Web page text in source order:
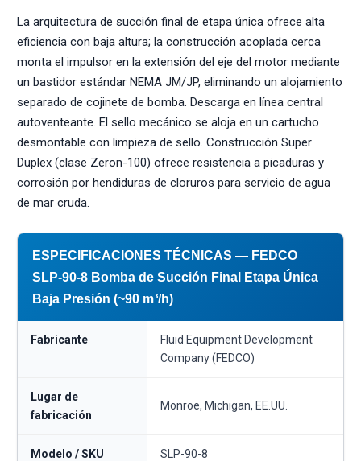
La arquitectura de succión final de etapa única ofrece alta
eficiencia con baja altura; la construcción acoplada cerca
monta el impulsor en la extensión del eje del motor mediante
un bastidor estándar NEMA JM/JP, eliminando un alojamiento
separado de cojinete de bomba. Descarga en línea central
autoventeante. El sello mecánico se aloja en un cartucho
desmontable con limpieza de sello. Construcción Super
Duplex (clase Zeron-100) ofrece resistencia a picaduras y
corrosión por hendiduras de cloruros para servicio de agua
de mar cruda.
ESPECIFICACIONES TÉCNICAS — FEDCO
SLP-90-8 Bomba de Succión Final Etapa Única
Baja Presión (~90 m³/h)
Fabricante
Fluid Equipment Development
Company (FEDCO)
Lugar de
fabricación
Monroe, Michigan, EE.UU.
Modelo / SKU SLP-90-8